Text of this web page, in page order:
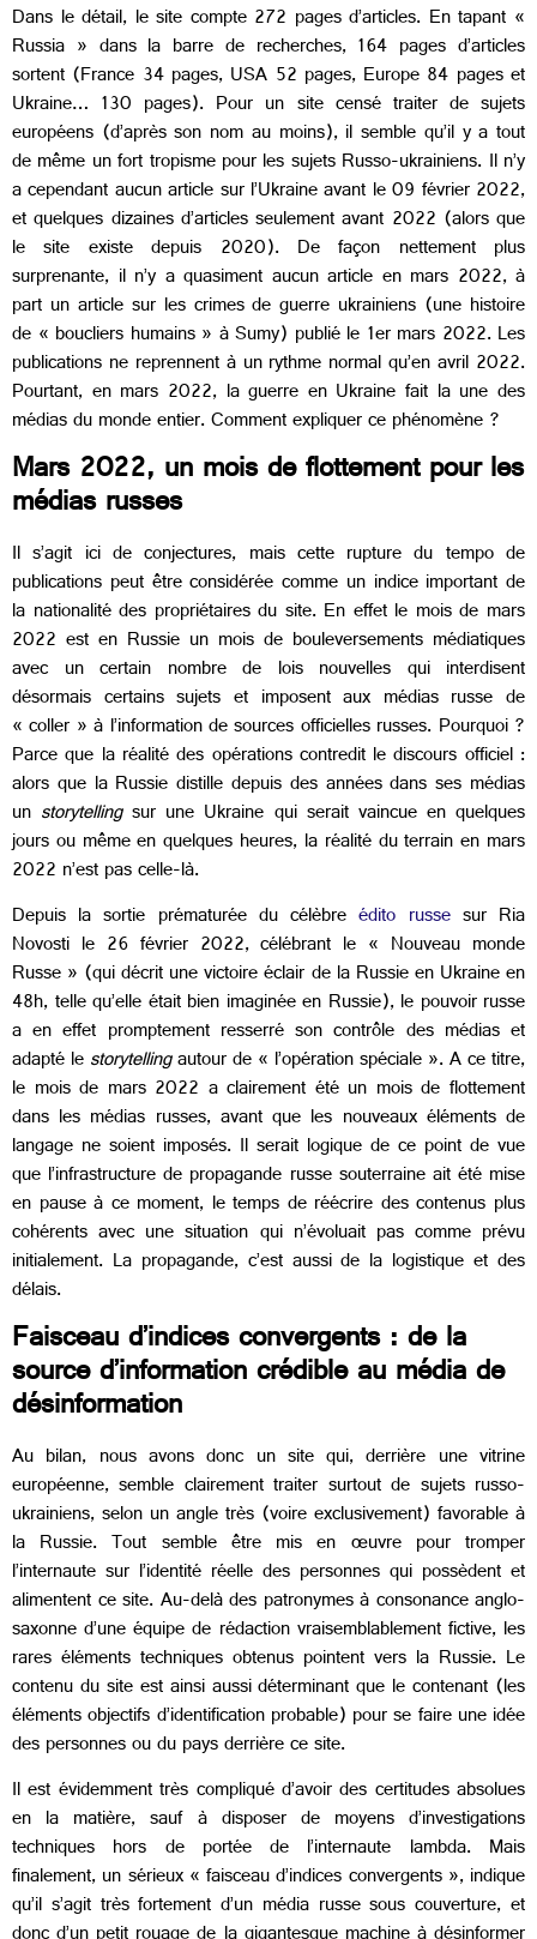
Dans le détail, le site compte 272 pages d’articles. En tapant «
Russia » dans la barre de recherches, 164 pages d’articles
sortent (France 34 pages, USA 52 pages, Europe 84 pages et
Ukraine… 130 pages). Pour un site censé traiter de sujets
européens (d’après son nom au moins), il semble qu’il y a tout
de même un fort tropisme pour les sujets Russo-ukrainiens. Il n’y
a cependant aucun article sur l’Ukraine avant le 09 février 2022,
et quelques dizaines d’articles seulement avant 2022 (alors que
le site existe depuis 2020). De façon nettement plus
surprenante, il n’y a quasiment aucun article en mars 2022, à
part un article sur les crimes de guerre ukrainiens (une histoire
de « boucliers humains » à Sumy) publié le 1er mars 2022. Les
publications ne reprennent à un rythme normal qu’en avril 2022.
Pourtant, en mars 2022, la guerre en Ukraine fait la une des
médias du monde entier. Comment expliquer ce phénomène ?
Mars 2022, un mois de flottement pour les
médias russes
Il s’agit ici de conjectures, mais cette rupture du tempo de
publications peut être considérée comme un indice important de
la nationalité des propriétaires du site. En effet le mois de mars
2022 est en Russie un mois de bouleversements médiatiques
avec un certain nombre de lois nouvelles qui interdisent
désormais certains sujets et imposent aux médias russe de
« coller » à l’information de sources officielles russes. Pourquoi ?
Parce que la réalité des opérations contredit le discours officiel :
alors que la Russie distille depuis des années dans ses médias
un storytellingsur une Ukraine qui serait vaincue en quelques
jours ou même en quelques heures, la réalité du terrain en mars
2022 n’est pas celle-là.
Depuis la sortie prématurée du célèbreédito russesur Ria
Novosti le 26 février 2022, célébrant le « Nouveau monde
Russe » (qui décrit une victoire éclair de la Russie en Ukraine en
48h, telle qu’elle était bien imaginée en Russie), le pouvoir russe
a en effet promptement resserré son contrôle des médias et
adapté lestorytellingautour de « l’opération spéciale ». A ce titre,
le mois de mars 2022 a clairement été un mois de flottement
dans les médias russes, avant que les nouveaux éléments de
langage ne soient imposés. Il serait logique de ce point de vue
que l’infrastructure de propagande russe souterraine ait été mise
en pause à ce moment, le temps de réécrire des contenus plus
cohérents avec une situation qui n’évoluait pas comme prévu
initialement. La propagande, c’est aussi de la logistique et des
délais.
Faisceau d’indices convergents : de la
source d’information crédible au média de
désinformation
Au bilan, nous avons donc un site qui, derrière une vitrine
européenne, semble clairement traiter surtout de sujets russo-
ukrainiens, selon un angle très (voire exclusivement) favorable à
la Russie. Tout semble être mis en œuvre pour tromper
l’internaute sur l’identité réelle des personnes qui possèdent et
alimentent ce site. Au-delà des patronymes à consonance anglo-
saxonne d’une équipe de rédaction vraisemblablement fictive, les
rares éléments techniques obtenus pointent vers la Russie. Le
contenu du site est ainsi aussi déterminant que le contenant (les
éléments objectifs d’identification probable) pour se faire une idée
des personnes ou du pays derrière ce site.
Il est évidemment très compliqué d’avoir des certitudes absolues
en la matière, sauf à disposer de moyens d’investigations
techniques hors de portée de l’internaute lambda. Mais
finalement, un sérieux « faisceau d’indices convergents », indique
qu’il s’agit très fortement d’un média russe sous couverture, et